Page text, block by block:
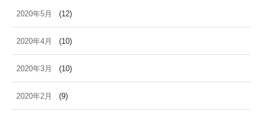
2020年5月 (12)
2020年4月 (10)
2020年3月 (10)
2020年2月 (9)